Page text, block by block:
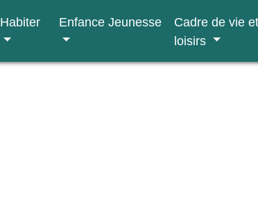
Habiter Enfance Jeunesse
Cadre de vie et
loisirs